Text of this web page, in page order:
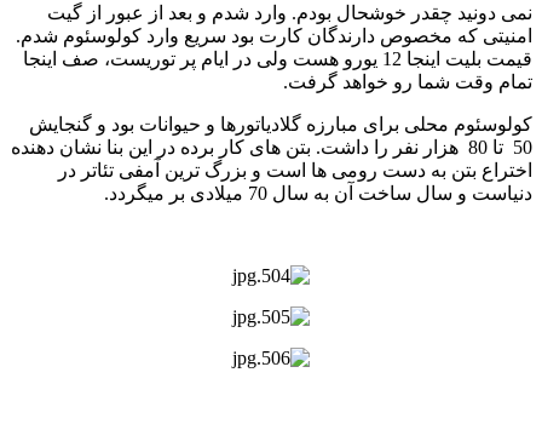
نمی دونید چقدر خوشحال بودم. وارد شدم و بعد از عبور از گیت
امنیتی که مخصوص دارندگان کارت بود سریع وارد کولوسئوم شدم.
قیمت بلیت اینجا 12 یورو هست ولی در ایام پر توریست، صف اینجا
تمام وقت شما رو خواهد گرفت.
کولوسئوم محلی برای مبارزه گلادیاتورها و حیوانات بود و گنجایش
50 تا 80 هزار نفر را داشت. بتن های کار برده در این بنا نشان دهنده
اختراع بتن به دست رومی ها است و بزرگ ترین آمفی تئاتر در
دنیاست و سال ساخت آن به سال 70 میلادی بر میگردد.